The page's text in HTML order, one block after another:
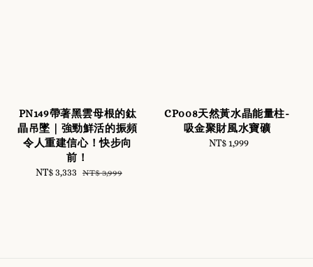
PN149帶著黑雲母根的鈦
晶吊墜｜強勁鮮活的振頻
令人重建信心！快步向
前！
Sale
NT$ 3,333 Regular
NT$ 3,999
CP008天然黃水晶能量柱-
吸金聚財風水寶礦
Regular
NT$ 1,999